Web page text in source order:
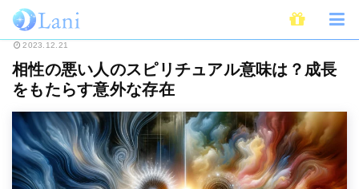
ホーム スピリチュアル 相性の悪い人のスピリチュアル意味は？成長をも
2023.12.21
相性の悪い人のスピリチュアル意味は？成長
をもたらす意外な存在